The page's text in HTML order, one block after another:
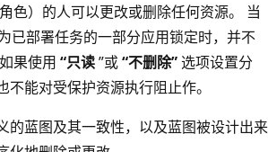
角色）的人可以更改或删除任何资源。 当
已部署任务的一部分应用锁定时，并不
果使用 “只读”或“不删除”选项设置分
不能对受保护资源执行阻止作。
的蓝图及其一致性，以及蓝图被设计出来